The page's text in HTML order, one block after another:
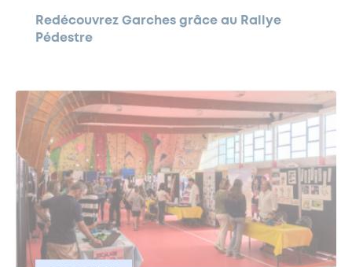
Redécouvrez Garches grâce au Rallye
Pédestre